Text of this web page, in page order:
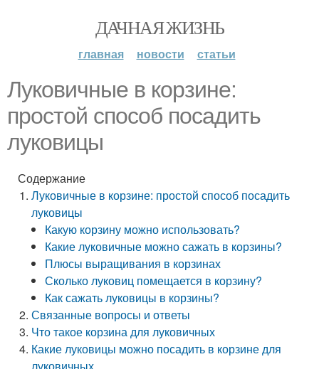
ДАЧНАЯ ЖИЗНЬ
главная новости статьи
Луковичные в корзине:
простой способ посадить
луковицы
Содержание
Луковичные в корзине: простой способ посадить
луковицы
Какую корзину можно использовать?
Какие луковичные можно сажать в корзины?
Плюсы выращивания в корзинах
Сколько луковиц помещается в корзину?
Как сажать луковицы в корзины?
Связанные вопросы и ответы
Что такое корзина для луковичных
Какие луковицы можно посадить в корзине для